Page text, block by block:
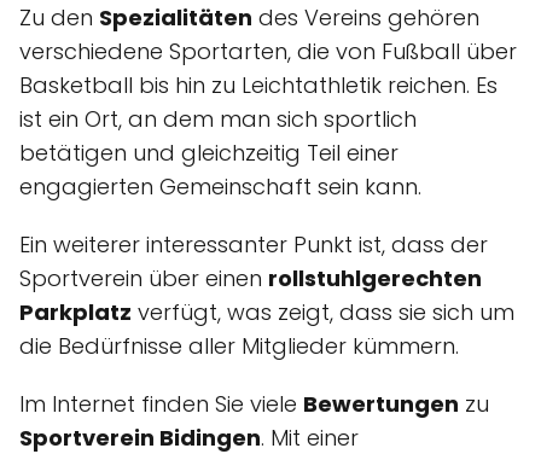
Zu den Spezialitäten des Vereins gehören
verschiedene Sportarten, die von Fußball über
Basketball bis hin zu Leichtathletik reichen. Es
ist ein Ort, an dem man sich sportlich
betätigen und gleichzeitig Teil einer
engagierten Gemeinschaft sein kann.
Ein weiterer interessanter Punkt ist, dass der
Sportverein über einen rollstuhlgerechten
Parkplatz verfügt, was zeigt, dass sie sich um
die Bedürfnisse aller Mitglieder kümmern.
Im Internet finden Sie viele Bewertungen zu
Sportverein Bidingen. Mit einer